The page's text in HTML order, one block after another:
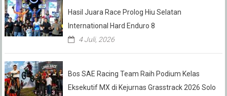
Hasil Juara Race Prolog Hiu Selatan
International Hard Enduro 8
4 Juli, 2026
Bos SAE Racing Team Raih Podium Kelas
Eksekutif MX di Kejurnas Grasstrack 2026 Solo